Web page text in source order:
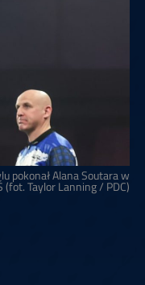
pokonał Alana Soutara w
(fot. Taylor Lanning / PDC)